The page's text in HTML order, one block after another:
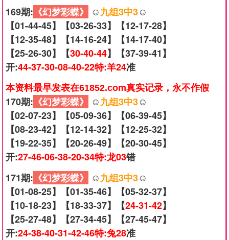
169期: 《幻梦彩蝶》 ☺️九组3中3☺️
【01-44-45】【03-26-33】【12-17-28】
【12-35-48】【14-16-24】【14-17-40】
【25-26-30】【30-40-44】【37-39-41】
开:44-37-30-08-40-22特:羊24准
本资料最早发表在61852.com真实记录，永不作假
170期: 《幻梦彩蝶》 ☺️九组3中3☺️
【02-07-23】【05-09-36】【06-39-45】
【08-23-42】【12-14-32】【12-25-32】
【19-22-35】【20-26-49】【20-30-45】
开:27-46-06-38-20-34特:龙03错
171期: 《幻梦彩蝶》 ☺️九组3中3☺️
【01-08-25】【01-35-46】【05-32-37】
【10-18-23】【18-33-37】【24-31-42】
【25-27-48】【27-34-45】【27-45-47】
开:24-38-40-31-42-46特:兔28准